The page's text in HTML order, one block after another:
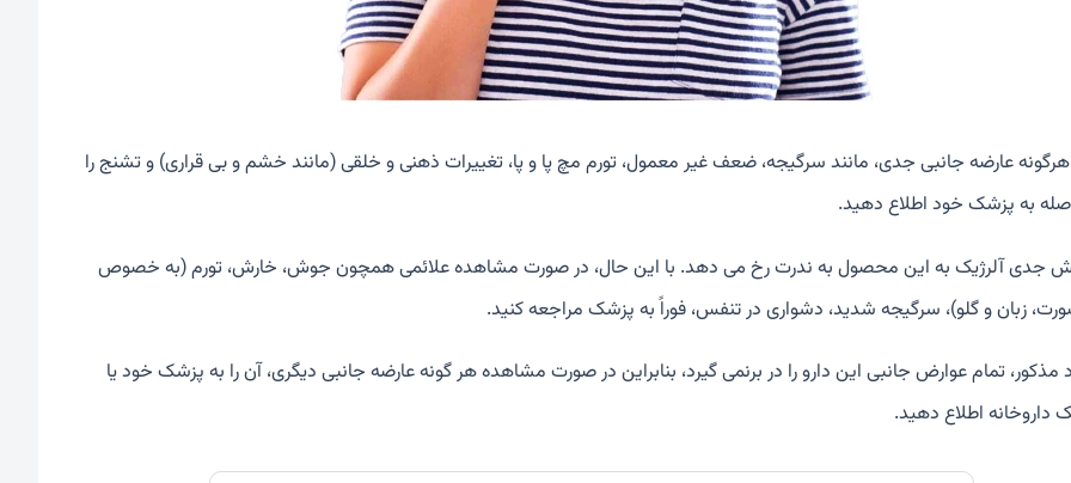
هرگونه عارضه جانبی جدی، مانند سرگیجه، ضعف غیر معمول، تورم مچ پا و پا، تغییرات ذهنی و خلقی (مانند خشم و بی قراری) و تشنج را
به پزشک خود اطلاع دهید.
جدی آلرژیک به این محصول به ندرت رخ می دهد. با این حال، در صورت مشاهده علائمی همچون جوش، خارش، تورم (به خصوص
زبان و گلو)، سرگیجه شدید، دشواری در تنفس، فوراً به پزشک مراجعه کنید.
مذکور، تمام عوارض جانبی این دارو را در برنمی گیرد، بنابراین در صورت مشاهده هر گونه عارضه جانبی دیگری، آن را به پزشک خود یا
داروخانه اطلاع دهید.